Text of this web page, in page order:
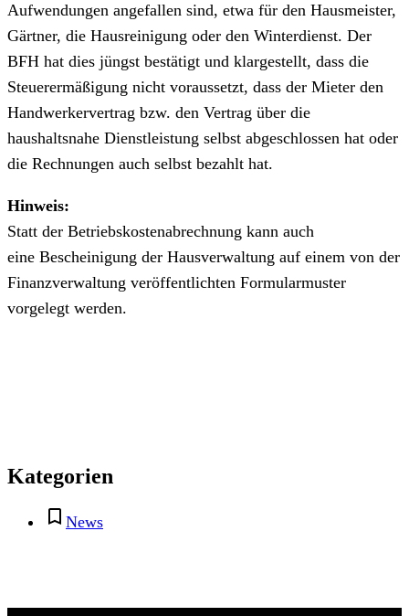
Aufwendungen angefallen sind, etwa für den Hausmeister,
Gärtner, die Hausreinigung oder den Winterdienst. Der
BFH hat dies jüngst bestätigt und klargestellt, dass die
Steuerermäßigung nicht voraussetzt, dass der Mieter den
Handwerkervertrag bzw. den Vertrag über die
haushaltsnahe Dienstleistung selbst abgeschlossen hat oder
die Rechnungen auch selbst bezahlt hat.
Hinweis:
Statt der Betriebskostenabrechnung kann auch
eine Bescheinigung der Hausverwaltung auf einem von der
Finanzverwaltung veröffentlichten Formularmuster
vorgelegt werden.
Kategorien
News